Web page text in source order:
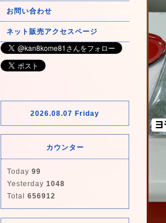
お問い合わせ
ネット販売アクセスページ
2026.08.07 Friday
カウンター
Today 99
Yesterday 1048
Total 656912